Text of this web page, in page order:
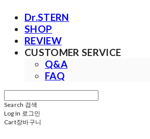
Dr.STERN
SHOP
REVIEW
CUSTOMER SERVICE
Q&A
FAQ
Search 검색
Log In 로그인
Cart장바구니